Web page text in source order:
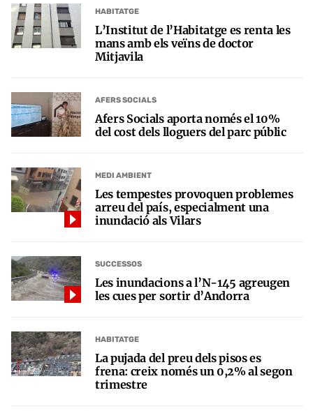
HABITATGE
L’Institut de l’Habitatge es renta les
mans amb els veïns de doctor
Mitjavila
AFERS SOCIALS
Afers Socials aporta només el 10%
del cost dels lloguers del parc públic
MEDI AMBIENT
Les tempestes provoquen problemes
arreu del país, especialment una
inundació als Vilars
SUCCESSOS
Les inundacions a l’N-145 agreugen
les cues per sortir d’Andorra
HABITATGE
La pujada del preu dels pisos es
frena: creix només un 0,2% al segon
trimestre